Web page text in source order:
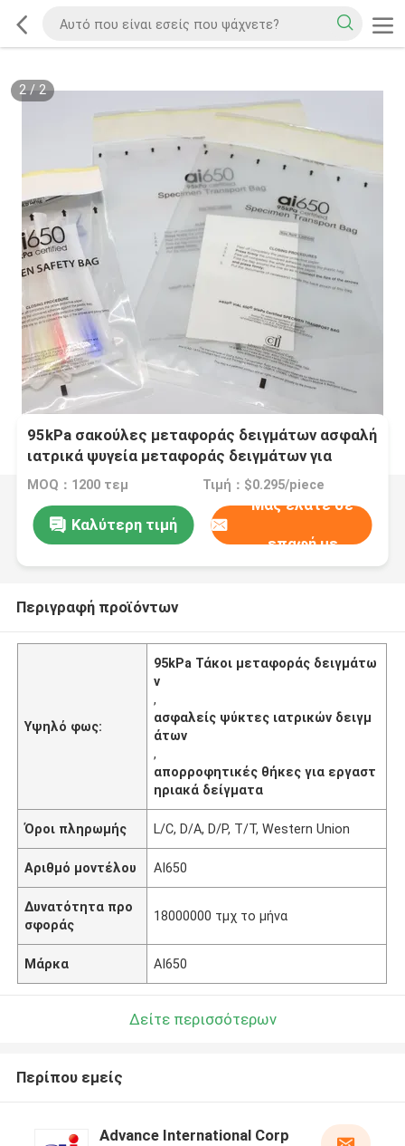
2/2
95kPa σακούλες μεταφοράς δειγμάτων ασφαλή
ιατρικά ψυγεία μεταφοράς δειγμάτων για
εργαστήριο
MOQ：1200 τεμ Τιμή：$0.295/piece
Καλύτερη τιμή
Μας ελάτε σε
επαφή με
Περιγραφή προϊόντων
Υψηλό φως:
95kPa Τάκοι μεταφοράς δειγμάτω
ν
,
ασφαλείς ψύκτες ιατρικών δειγμ
άτων
,
απορροφητικές θήκες για εργαστ
ηριακά δείγματα
Όροι πληρωμής L/C, D/A, D/P, T/T, Western Union
Αριθμό μοντέλου AI650
Δυνατότητα προ
σφοράς
18000000 τμχ το μήνα
Μάρκα AI650
Δείτε περισσότερων
Περίπου εμείς
Advance International Corp